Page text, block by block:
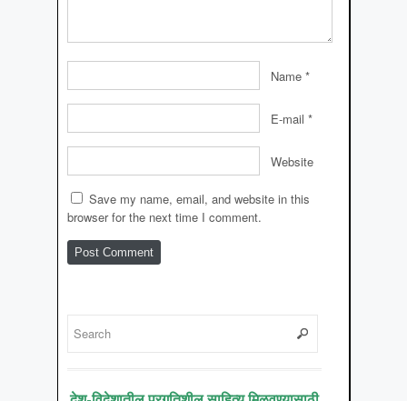
Name *
E-mail *
Website
Save my name, email, and website in this
browser for the next time I comment.